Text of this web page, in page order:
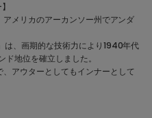
メリカのアーカンソー州でアンダ
は、画期的な技術力により1940年代
地位を確立しました。
アウターとしてもインナーとして